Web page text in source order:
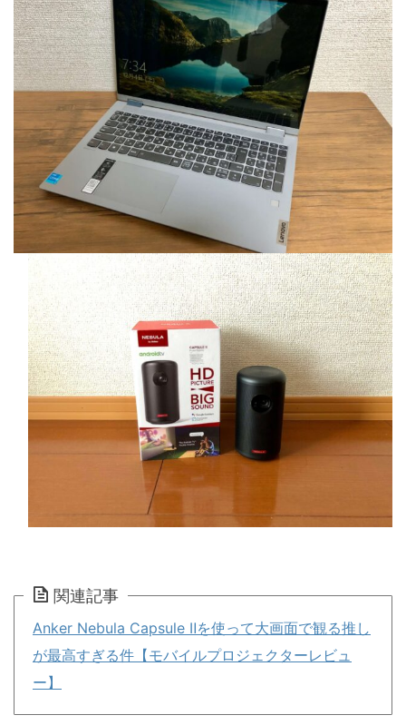
関連記事
Anker Nebula Capsule Ⅱを使って大画面で観る推し
が最高すぎる件【モバイルプロジェクターレビュ
ー】